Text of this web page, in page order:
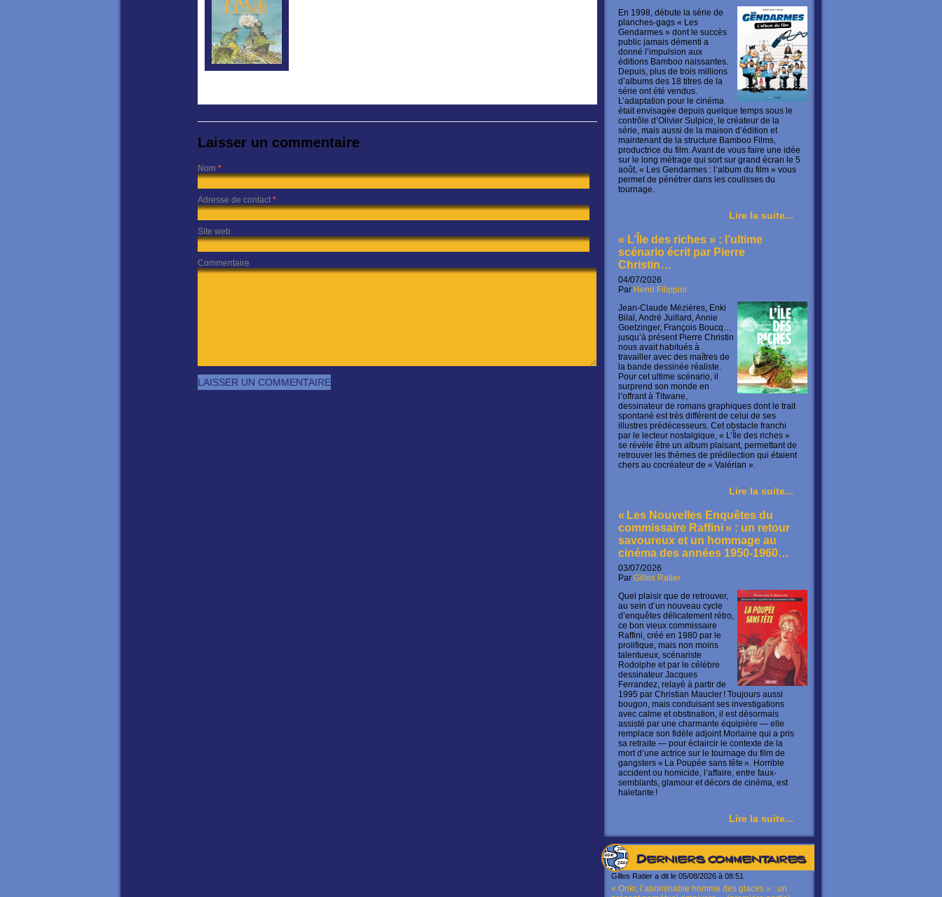
En 1998, débute la série de
planches-gags « Les
Gendarmes » dont le succès
public jamais démenti a
donné l’impulsion aux
éditions Bamboo naissantes.
Depuis, plus de trois millions
d’albums des 18 titres de la
série ont été vendus.
L’adaptation pour le cinéma
était envisagée depuis quelque temps sous le
contrôle d’Olivier Sulpice, le créateur de la
série, mais aussi de la maison d’édition et
maintenant de la structure Bamboo Films,
productrice du film. Avant de vous faire une idée
sur le long métrage qui sort sur grand écran le 5
août, « Les Gendarmes : l’album du film » vous
permet de pénétrer dans les coulisses du
tournage.
Lire la suite...
« L’Île des riches » : l’ultime
scénario écrit par Pierre
Christin…
04/07/2026
Par Henri Filippini
Jean-Claude Mézières, Enki
Bilal, André Juillard, Annie
Goetzinger, François Boucq…
jusqu’à présent Pierre Christin
nous avait habitués à
travailler avec des maîtres de
la bande dessinée réaliste.
Pour cet ultime scénario, il
surprend son monde en
l’offrant à Titwane,
dessinateur de romans graphiques dont le trait
spontané est très différent de celui de ses
illustres prédécesseurs. Cet obstacle franchi
par le lecteur nostalgique, « L’Île des riches »
se révèle être un album plaisant, permettant de
retrouver les thèmes de prédilection qui étaient
chers au cocréateur de « Valérian ».
Lire la suite...
« Les Nouvelles Enquêtes du
commissaire Raffini » : un retour
savoureux et un hommage au
cinéma des années 1950-1960…
03/07/2026
Par Gilles Ratier
Quel plaisir que de retrouver,
au sein d’un nouveau cycle
d’enquêtes délicatement rétro,
ce bon vieux commissaire
Raffini, créé en 1980 par le
prolifique, mais non moins
talentueux, scénariste
Rodolphe et par le célèbre
dessinateur Jacques
Ferrandez, relayé à partir de
1995 par Christian Maucler ! Toujours aussi
bougon, mais conduisant ses investigations
avec calme et obstination, il est désormais
assisté par une charmante équipière — elle
remplace son fidèle adjoint Morlaine qui a pris
sa retraite — pour éclaircir le contexte de la
mort d’une actrice sur le tournage du film de
gangsters « La Poupée sans tête ». Horrible
accident ou homicide, l’affaire, entre faux-
semblants, glamour et décors de cinéma, est
haletante !
Lire la suite...
Derniers commentaires
Gilles Ratier a dit le 05/08/2026 à 08:51
« Onkr, l’abominable homme des glaces » : un
Laisser un commentaire
Nom *
Adresse de contact *
Site web
Commentaire